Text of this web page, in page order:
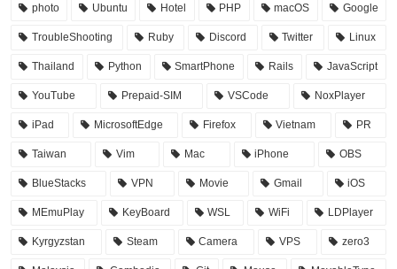
photo Ubuntu Hotel PHP macOS Google
TroubleShooting Ruby Discord Twitter Linux
Thailand Python SmartPhone Rails JavaScript
YouTube Prepaid-SIM VSCode NoxPlayer
iPad MicrosoftEdge Firefox Vietnam PR
Taiwan Vim Mac iPhone OBS
BlueStacks VPN Movie Gmail iOS
MEmuPlay KeyBoard WSL WiFi LDPlayer
Kyrgyzstan Steam Camera VPS zero3